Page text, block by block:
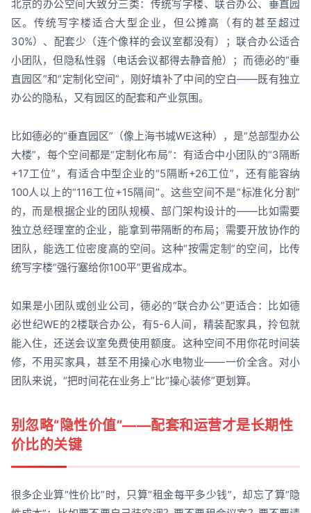
北京的办公空间大致分三类：传统写字楼、联合办公、垂直园
区。传统写字楼适合大型企业，但公摊高（有的甚至超过
30%）、配套少（连个像样的会议室都没有）；联合办公适合
小团队，但隐私性弱（电话会议都得去静音舱）；而德必的“垂
直园区”和“定制化空间”，刚好填补了中间的空白——既有独立
办公的隐私，又有园区的配套和产业氛围。
比如德必的“垂直园区”（像上海书城WE这种），是“总部型办公
大楼”，每个空间都是“定制化布局”：有适合中小团队的“3隔断
+17工位”，有适合中型企业的“5隔断+26工位”，还有能容纳
100人以上的“116工位+15隔间”。这些空间不是“标准化分割”
的，而是根据企业的团队规模、部门架构设计的——比如需要
独立总经理室的企业，能拿到带隔断的布局；需要开放协作的
团队，能选工位密度高的空间。这种“按需定制”的空间，比传
统写字楼“强行塞给你100平”更省成本。
如果是小团队或创业公司，德必的“联合办公”更适合：比如德
必世纪WE的2楼联合办公，有5-6人间，精装配家具，拎包就
能入住，还送会议室免费使用额度。这种空间不用你花时间装
修，不用买家具，甚至不用操心水电物业——一价全含。对小
团队来说，“把时间花在业务上”比“操心装修”更划算。
别忽略“隐性价值”——配套和运营才是长期性
价比的关键
很多企业算“性价比”时，只算“租金每平多少钱”，却忘了算“隐